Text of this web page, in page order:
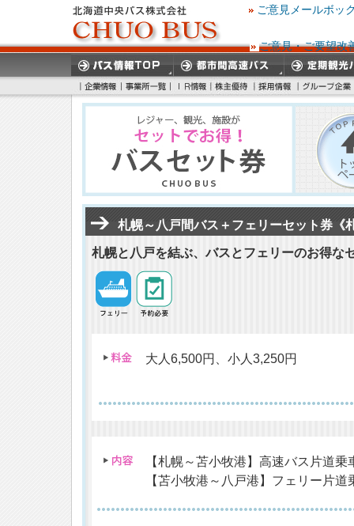
ご意見メールボッ
ご意見・ご要望改
札幌～八戸間バス＋フェリーセット券《
札幌と八戸を結ぶ、バスとフェリーのお得な
大人6,500円、小人3,250円
【札幌～苫小牧港】高速バス片道乗
【苫小牧港～八戸港】フェリー片道